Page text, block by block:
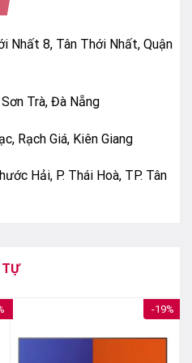
và đảm bảo hình ảnh hiển
ảnh thông minh
độ phân giải thấp lên gần
thiện độ sắc nét khi xem.
Nhất 8, Tân Thới Nhất, Quận
Trà, Đà Nẵng
Rạch Giá, Kiên Giang
Hải, P. Thái Hoà, TP. Tân
-19%